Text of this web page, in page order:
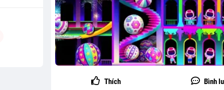
Thích Bình